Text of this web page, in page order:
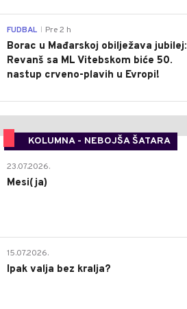
FUDBAL Pre 2 h
Borac u Mađarskoj obilježava jubilej:
Revanš sa ML Vitebskom biće 50.
nastup crveno-plavih u Evropi!
KOLUMNA - NEBOJŠA ŠATARA
23.07.2026.
Mesi(ja)
15.07.2026.
Ipak valja bez kralja?